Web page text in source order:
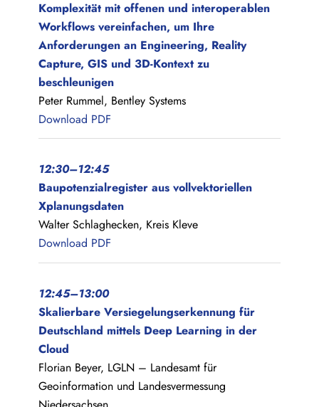
Komplexität mit offenen und interoperablen
Workflows vereinfachen, um Ihre
Anforderungen an Engineering, Reality
Capture, GIS und 3D-Kontext zu
beschleunigen
Peter Rummel, Bentley Systems
Download PDF
12:30–12:45
Baupotenzialregister aus vollvektoriellen
Xplanungsdaten
Walter Schlaghecken, Kreis Kleve
Download PDF
12:45–13:00
Skalierbare Versiegelungserkennung für
Deutschland mittels Deep Learning in der
Cloud
Florian Beyer, LGLN – Landesamt für
Geoinformation und Landesvermessung